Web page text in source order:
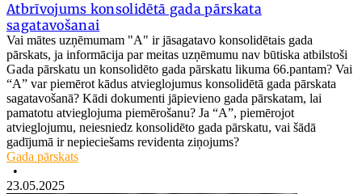
Atbrīvojums konsolidētā gada pārskata
sagatavošanai
Vai mātes uzņēmumam "A" ir jāsagatavo konsolidētais gada
pārskats, ja informācija par meitas uzņēmumu nav būtiska atbilstoši
Gada pārskatu un konsolidēto gada pārskatu likuma 66.pantam? Vai
“A” var piemērot kādus atvieglojumus konsolidētā gada pārskata
sagatavošanā? Kādi dokumenti jāpievieno gada pārskatam, lai
pamatotu atvieglojuma piemērošanu? Ja “A”, piemērojot
atvieglojumu, neiesniedz konsolidēto gada pārskatu, vai šādā
gadījumā ir nepieciešams revidenta ziņojums?
Gada pārskats
•
23.05.2025